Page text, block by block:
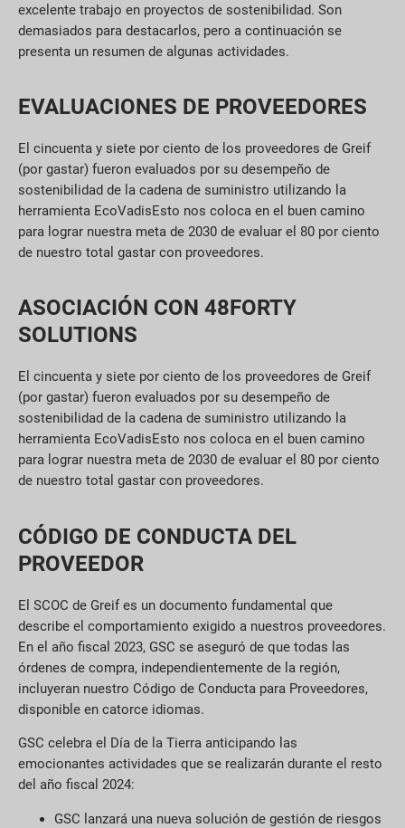
excelente trabajo en proyectos de sostenibilidad. Son
demasiados para destacarlos, pero a continuación se
presenta un resumen de algunas actividades.
EVALUACIONES DE PROVEEDORES
El cincuenta y siete por ciento de los proveedores de Greif
(por gastar) fueron evaluados por su desempeño de
sostenibilidad de la cadena de suministro utilizando la
herramienta EcoVadisEsto nos coloca en el buen camino
para lograr nuestra meta de 2030 de evaluar el 80 por ciento
de nuestro total gastar con proveedores.
ASOCIACIÓN CON 48FORTY
SOLUTIONS
El cincuenta y siete por ciento de los proveedores de Greif
(por gastar) fueron evaluados por su desempeño de
sostenibilidad de la cadena de suministro utilizando la
herramienta EcoVadisEsto nos coloca en el buen camino
para lograr nuestra meta de 2030 de evaluar el 80 por ciento
de nuestro total gastar con proveedores.
CÓDIGO DE CONDUCTA DEL
PROVEEDOR
El SCOC de Greif es un documento fundamental que
describe el comportamiento exigido a nuestros proveedores.
En el año fiscal 2023, GSC se aseguró de que todas las
órdenes de compra, independientemente de la región,
incluyeran nuestro Código de Conducta para Proveedores,
disponible en catorce idiomas.
GSC celebra el Día de la Tierra anticipando las
emocionantes actividades que se realizarán durante el resto
del año fiscal 2024:
GSC lanzará una nueva solución de gestión de riesgos